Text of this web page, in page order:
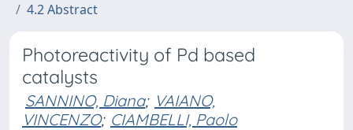
4.2 Abstract
Photoreactivity of Pd based
catalysts
SANNINO, Diana; VAIANO,
VINCENZO; CIAMBELLI, Paolo